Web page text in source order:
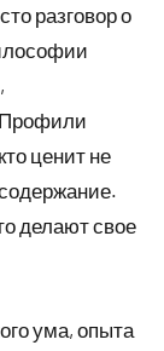
разговор о
Профили
ценит не
делают свое
ума, опыта